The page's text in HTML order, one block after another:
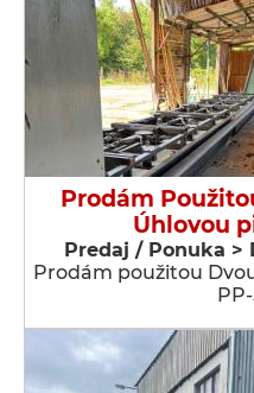
Prodám
Úhlovou
Predaj / Ponuka >
Prodám použitou